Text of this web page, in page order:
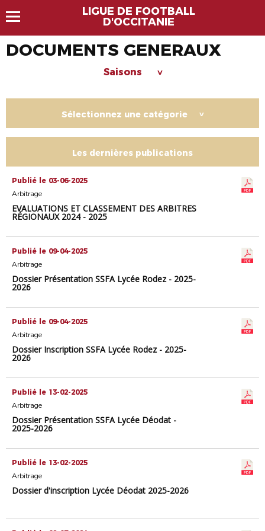
LIGUE DE FOOTBALL
D'OCCITANIE
DOCUMENTS GENERAUX
Saisons >
Sélectionnez une catégorie >
Les dernières publications
Publié le 03-06-2025
Arbitrage
EVALUATIONS ET CLASSEMENT DES ARBITRES
RÉGIONAUX 2024 - 2025
Publié le 09-04-2025
Arbitrage
Dossier Présentation SSFA Lycée Rodez - 2025-
2026
Publié le 09-04-2025
Arbitrage
Dossier Inscription SSFA Lycée Rodez - 2025-
2026
Publié le 13-02-2025
Arbitrage
Dossier Présentation SSFA Lycée Déodat -
2025-2026
Publié le 13-02-2025
Arbitrage
Dossier d'inscription Lycée Déodat 2025-2026